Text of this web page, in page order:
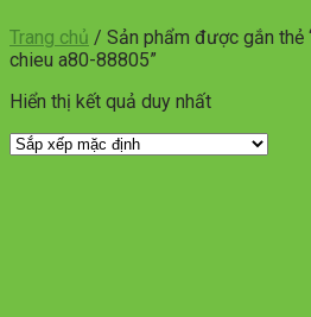
Trang chủ / Sản phẩm được gắn thẻ
chieu a80-88805”
Hiển thị kết quả duy nhất